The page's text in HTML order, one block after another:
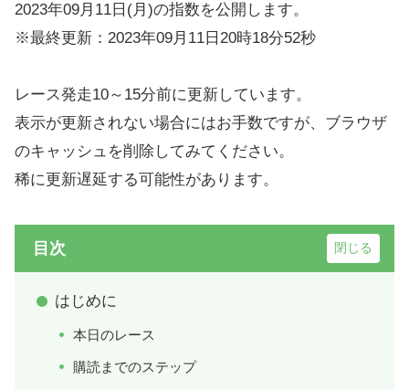
2023年09月11日(月)の指数を公開します。
※最終更新：2023年09月11日20時18分52秒
レース発走10～15分前に更新しています。
表示が更新されない場合にはお手数ですが、ブラウザ
のキャッシュを削除してみてください。
稀に更新遅延する可能性があります。
目次
はじめに
本日のレース
購読までのステップ